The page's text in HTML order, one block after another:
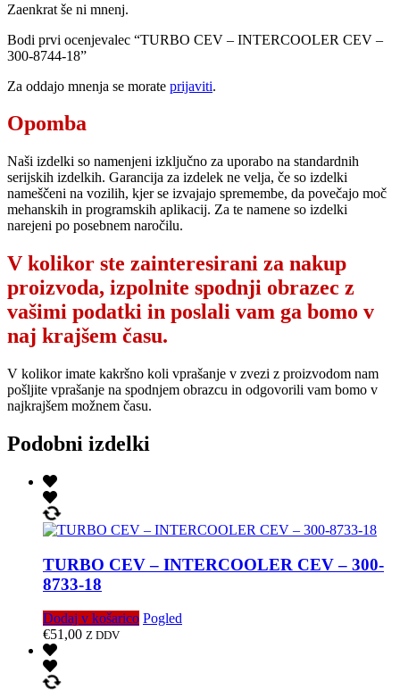
Zaenkrat še ni mnenj.
Bodi prvi ocenjevalec “TURBO CEV – INTERCOOLER CEV –
300-8744-18”
Za oddajo mnenja se morate prijaviti.
Opomba
Naši izdelki so namenjeni izključno za uporabo na standardnih
serijskih izdelkih. Garancija za izdelek ne velja, če so izdelki
nameščeni na vozilih, kjer se izvajajo spremembe, da povečajo moč
mehanskih in programskih aplikacij. Za te namene so izdelki
narejeni po posebnem naročilu.
V kolikor ste zainteresirani za nakup
proizvoda, izpolnite spodnji obrazec z
vašimi podatki in poslali vam ga bomo v
naj krajšem času.
V kolikor imate kakršno koli vprašanje v zvezi z proizvodom nam
pošljite vprašanje na spodnjem obrazcu in odgovorili vam bomo v
najkrajšem možnem času.
Podobni izdelki
TURBO CEV – INTERCOOLER CEV – 300-
8733-18
Dodaj v košarico Pogled
€51,00 Z DDV